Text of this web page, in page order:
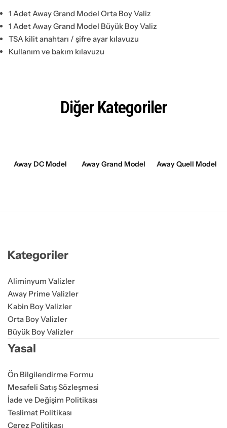
1 Adet Away Grand Model Orta Boy Valiz
1 Adet Away Grand Model Büyük Boy Valiz
TSA kilit anahtarı / şifre ayar kılavuzu
Kullanım ve bakım kılavuzu
Diğer Kategoriler
Away DC Model Away Grand Model Away Quell Model
Kategoriler
Aliminyum Valizler
Away Prime Valizler
Kabin Boy Valizler
Orta Boy Valizler
Büyük Boy Valizler
Yasal
Ön Bilgilendirme Formu
Mesafeli Satış Sözleşmesi
İade ve Değişim Politikası
Teslimat Politikası
Çerez Politikası